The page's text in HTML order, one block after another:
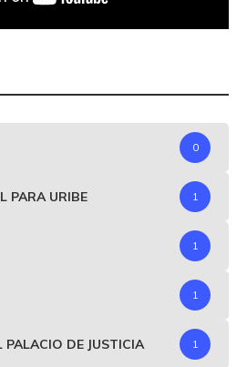
0
PARA URIBE 1
1
1
DE JUSTICIA 1